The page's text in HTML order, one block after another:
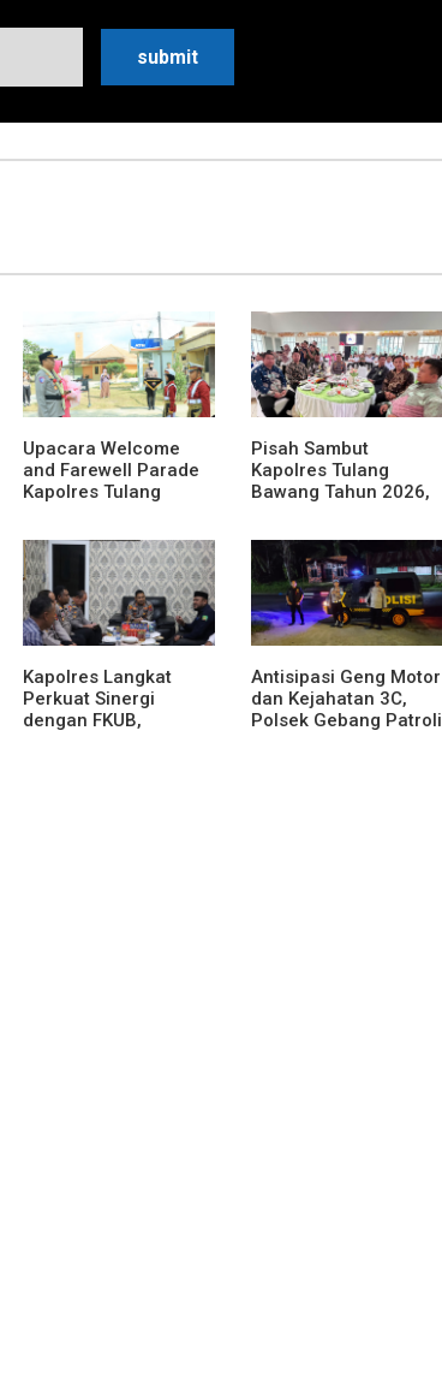
Upacara Welcome
and Farewell Parade
Kapolres Tulang
Berlangsung Khidmat
Pisah Sambut
Kapolres Tulang
Bawang Tahun 2026,
Forkopimda untuk
Menjaga Stabilitas
Daerah
Kapolres Langkat
Perkuat Sinergi
dengan FKUB,
Antisipasi Geng Motor
dan Kejahatan 3C,
Polsek Gebang Patroli